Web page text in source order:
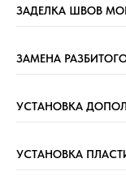
ЗАДЕЛКА ШВОВ
ЗАМЕНА
УСТАНОВКА
УСТАНОВКА